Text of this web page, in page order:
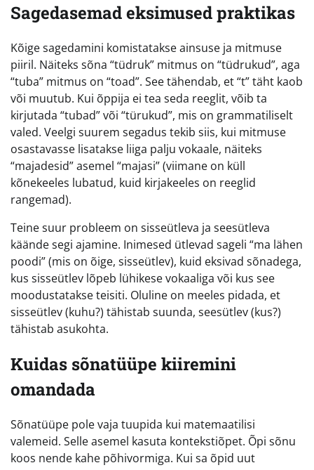
Sagedasemad eksimused praktikas
Kõige sagedamini komistatakse ainsuse ja mitmuse
piiril. Näiteks sõna “tüdruk” mitmus on “tüdrukud”, aga
“tuba” mitmus on “toad”. See tähendab, et “t” täht kaob
või muutub. Kui õppija ei tea seda reeglit, võib ta
kirjutada “tubad” või “türukud”, mis on grammatiliselt
valed. Veelgi suurem segadus tekib siis, kui mitmuse
osastavasse lisatakse liiga palju vokaale, näiteks
“majadesid” asemel “majasi” (viimane on küll
kõnekeeles lubatud, kuid kirjakeeles on reeglid
rangemad).
Teine suur probleem on sisseütleva ja seesütleva
käände segi ajamine. Inimesed ütlevad sageli “ma lähen
poodi” (mis on õige, sisseütlev), kuid eksivad sõnadega,
kus sisseütlev lõpeb lühikese vokaaliga või kus see
moodustatakse teisiti. Oluline on meeles pidada, et
sisseütlev (kuhu?) tähistab suunda, seesütlev (kus?)
tähistab asukohta.
Kuidas sõnatüüpe kiiremini
omandada
Sõnatüüpe pole vaja tuupida kui matemaatilisi
valemeid. Selle asemel kasuta kontekstiõpet. Õpi sõnu
koos nende kahe põhivormiga. Kui sa õpid uut